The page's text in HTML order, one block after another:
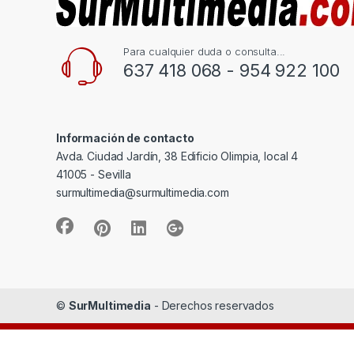
Corsair 0
Crucial 0
CYBERPOWER
Dell
DELOCK
Denver
DRIFT 0
Para cualquier duda o consulta...
637 418 068 - 954 922 100
Información de contacto
Avda. Ciudad Jardín, 38 Edificio Olimpia, local 4
41005 - Sevilla
surmultimedia@surmultimedia.com
© SurMultimedia - Derechos reservados